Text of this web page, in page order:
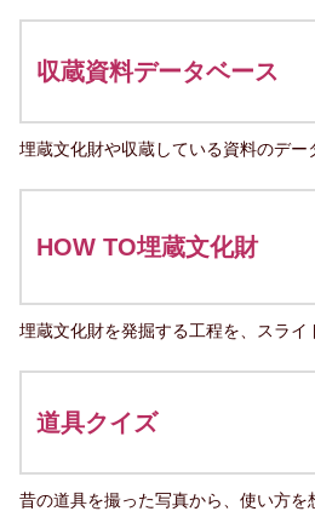
収蔵資料データベース
埋蔵文化財や収蔵している資料のデー
HOW TO埋蔵文化財
埋蔵文化財を発掘する工程を、スライ
道具クイズ
昔の道具を撮った写真から、使い方を